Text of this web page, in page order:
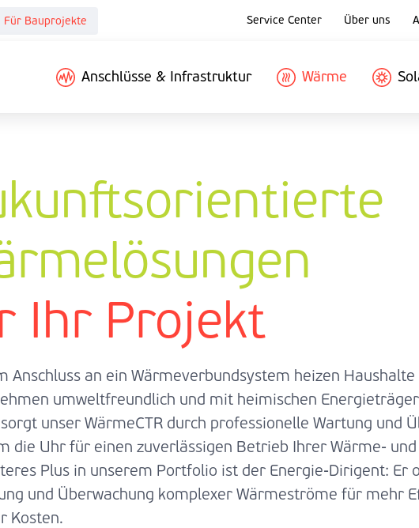
Für Bauprojekte Service Center Über uns
Anschlüsse & Infrastruktur Wärme
Ihr Projekt
Anschluss an ein Wärmeverbundsystem heizen
umweltfreundlich und mit heimischen
unser WärmeCTR durch professionelle Wartung und
die Uhr für einen zuverlässigen Betrieb Ihrer Wärme-
Plus in unserem Portfolio ist der Energie-Dirigent: Er
und Überwachung komplexer Wärmeströme für mehr
Kosten.